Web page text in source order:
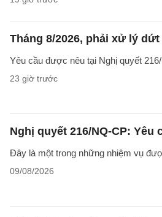
Tháng 8/2026, phải xử lý
Yêu cầu được nêu tại Nghị quyết
23 giờ trước
Nghị quyết 216/NQ-CP:
Đây là một trong những nhiệm vụ
09/08/2026